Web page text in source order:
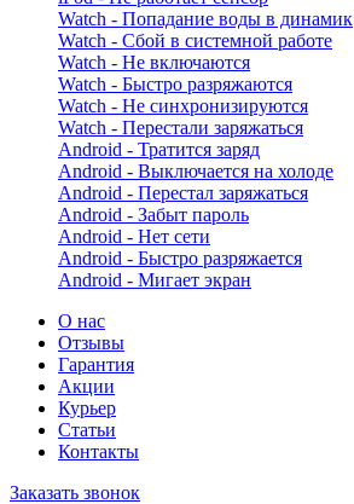
Watch - Попадание воды в динамик
Watch - Сбой в системной работе
Watch - Не включаются
Watch - Быстро разряжаются
Watch - Не синхронизируются
Watch - Перестали заряжаться
Android - Тратится заряд
Android - Выключается на холоде
Android - Перестал заряжаться
Android - Забыт пароль
Android - Нет сети
Android - Быстро разряжается
Android - Мигает экран
О нас
Отзывы
Гарантия
Акции
Курьер
Статьи
Контакты
Заказать звонок